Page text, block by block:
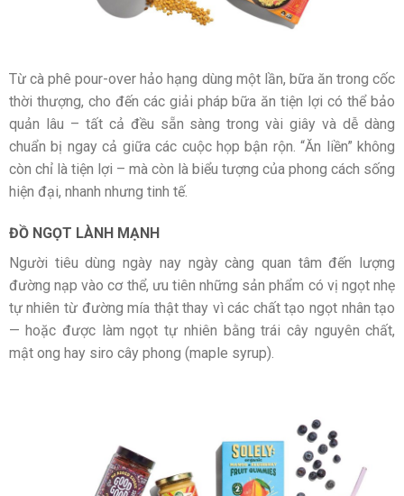
Từ cà phê pour-over hảo hạng dùng một lần, bữa ăn trong cốc
thời thượng, cho đến các giải pháp bữa ăn tiện lợi có thể bảo
quản lâu – tất cả đều sẵn sàng trong vài giây và dễ dàng
chuẩn bị ngay cả giữa các cuộc họp bận rộn. “Ăn liền” không
còn chỉ là tiện lợi – mà còn là biểu tượng của phong cách sống
hiện đại, nhanh nhưng tinh tế.
ĐỒ NGỌT LÀNH MẠNH
Người tiêu dùng ngày nay ngày càng quan tâm đến lượng
đường nạp vào cơ thể, ưu tiên những sản phẩm có vị ngọt nhẹ
tự nhiên từ đường mía thật thay vì các chất tạo ngọt nhân tạo
— hoặc được làm ngọt tự nhiên bằng trái cây nguyên chất,
mật ong hay siro cây phong (maple syrup).